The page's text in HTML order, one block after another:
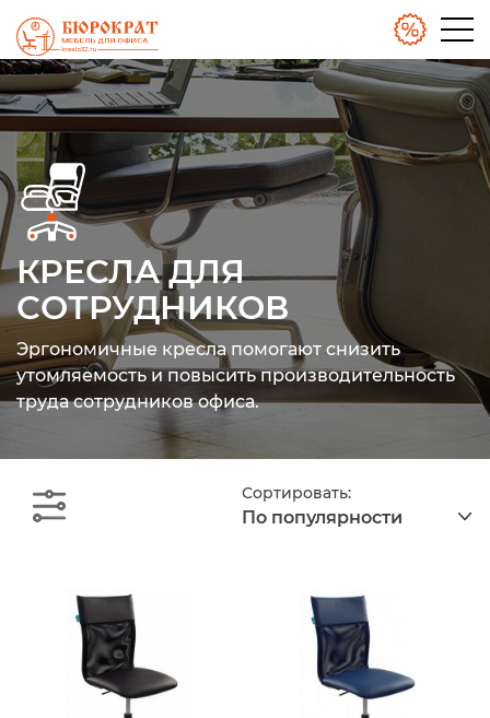
КРЕСЛА ДЛЯ
СОТРУДНИКОВ
Эргономичные кресла помогают снизить
утомляемостьи повысить производительность
труда сотрудников офиса.
Сортировать:
По популярности